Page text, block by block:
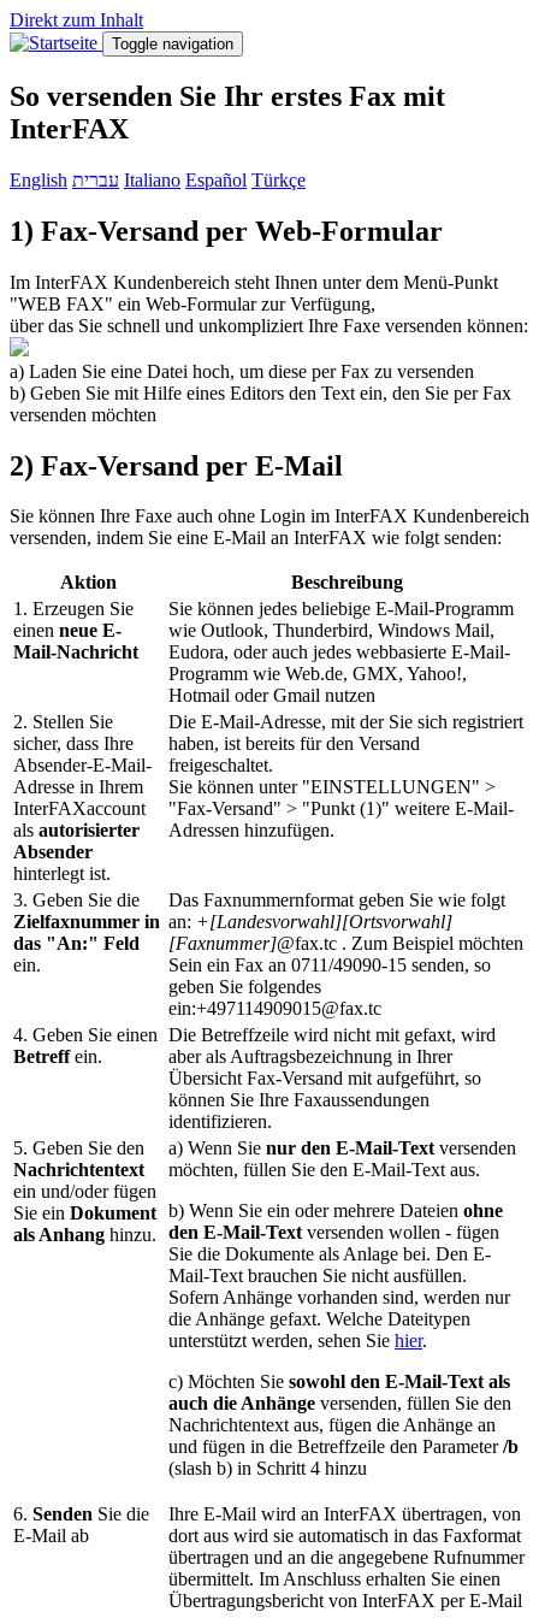
Direkt zum Inhalt
Toggle navigation
So versenden Sie Ihr erstes Fax mit
InterFAX
English עברית Italiano Español Türkçe
1) Fax-Versand per Web-Formular
Im InterFAX Kundenbereich steht Ihnen unter dem Menü-Punkt
"WEB FAX" ein Web-Formular zur Verfügung,
über das Sie schnell und unkompliziert Ihre Faxe versenden können:
a) Laden Sie eine Datei hoch, um diese per Fax zu versenden
b) Geben Sie mit Hilfe eines Editors den Text ein, den Sie per Fax
versenden möchten
2) Fax-Versand per E-Mail
Sie können Ihre Faxe auch ohne Login im InterFAX Kundenbereich
versenden, indem Sie eine E-Mail an InterFAX wie folgt senden:
Aktion
Beschreibung
1. Erzeugen Sie
einen neue E-
Mail-Nachricht
Sie können jedes beliebige E-Mail-Programm
wie Outlook, Thunderbird, Windows Mail,
Eudora, oder auch jedes webbasierte E-Mail-
Programm wie Web.de, GMX, Yahoo!,
Hotmail oder Gmail nutzen
2. Stellen Sie
sicher, dass Ihre
Absender-E-Mail-
Adresse in Ihrem
InterFAXaccount
als autorisierter
Absender
hinterlegt ist.
Die E-Mail-Adresse, mit der Sie sich registriert
haben, ist bereits für den Versand
freigeschaltet.
Sie können unter "EINSTELLUNGEN" >
"Fax-Versand" > "Punkt (1)" weitere E-Mail-
Adressen hinzufügen.
3. Geben Sie die
Zielfaxnummer in
das "An:" Feld
ein.
Das Faxnummernformat geben Sie wie folgt
an: +[Landesvorwahl][Ortsvorwahl]
[Faxnummer]@fax.tc . Zum Beispiel möchten
Sein ein Fax an 0711/49090-15 senden, so
geben Sie folgendes
ein:+497114909015@fax.tc
4. Geben Sie einen
Betreffein.
Die Betreffzeile wird nicht mit gefaxt, wird
aber als Auftragsbezeichnung in Ihrer
Übersicht Fax-Versand mit aufgeführt, so
können Sie Ihre Faxaussendungen
identifizieren.
5. Geben Sie den
Nachrichtentext
ein und/oder fügen
Sie ein Dokument
als Anhang hinzu.
a) Wenn Sie nur den E-Mail-Textversenden
möchten, füllen Sie den E-Mail-Text aus.
b) Wenn Sie ein oder mehrere Dateien ohne
den E-Mail-Textversenden wollen - fügen
Sie die Dokumente als Anlage bei. Den E-
Mail-Text brauchen Sie nicht ausfüllen.
Sofern Anhänge vorhanden sind, werden nur
die Anhänge gefaxt. Welche Dateitypen
unterstützt werden, sehen Sie hier.
c) Möchten Sie sowohl den E-Mail-Text als
auch die Anhänge versenden, füllen Sie den
Nachrichtentext aus, fügen die Anhänge an
und fügen in die Betreffzeile den Parameter/b
(slash b) in Schritt 4 hinzu
6. Senden Sie die
E-Mail ab
Ihre E-Mail wird an InterFAX übertragen, von
dort aus wird sie automatisch in das Faxformat
übertragen und an die angegebene Rufnummer
übermittelt. Im Anschluss erhalten Sie einen
Übertragungsbericht von InterFAX per E-Mail